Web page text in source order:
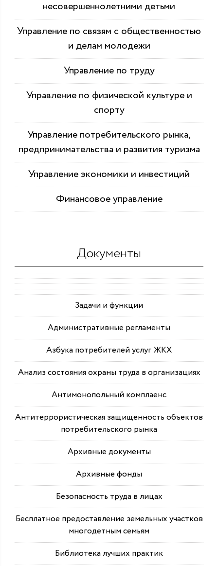
несовершеннолетними детьми
Управление по связям с общественностью
и делам молодежи
Управление по труду
Управление по физической культуре и
спорту
Управление потребительского рынка,
предпринимательства и развития туризма
Управление экономики и инвестиций
Финансовое управление
Документы
Задачи и функции
Административные регламенты
Азбука потребителей услуг ЖКХ
Анализ состояния охраны труда в организациях
Антимонопольный комплаенс
Антитеррористическая защищенность объектов
потребительского рынка
Архивные документы
Архивные фонды
Безопасность труда в лицах
Бесплатное предоставление земельных участков
многодетным семьям
Библиотека лучших практик